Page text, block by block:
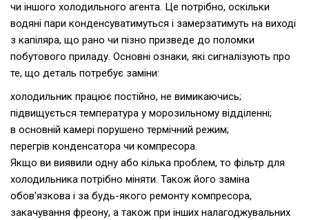
чи іншого холодильного агента. Це потрібно, оскільки
водяні пари конденсуватимуться і замерзатимуть на виході
з капіляра, що рано чи пізно призведе до поломки
побутового приладу. Основні ознаки, які сигналізують про
те, що деталь потребує заміни:
холодильник працює постійно, не вимикаючись;
підвищується температура у морозильному відділенні;
в основній камері порушено термічний режим;
перегрів конденсатора чи компресора.
Якщо ви виявили одну або кілька проблем, то фільтр для
холодильника потрібно міняти. Також його заміна
обов'язкова і за будь-якого ремонту компресора,
закачування фреону, а також при інших налагоджувальних